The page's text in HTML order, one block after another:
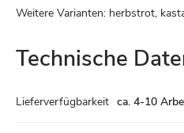
Weitere Varianten: herbstrot,
Technische
Daten
Lieferverfügbarkeit ca. 4-10